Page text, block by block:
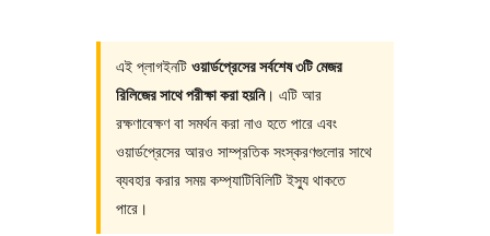
এই প্লাগইনটি ওয়ার্ডপ্রেসের সর্বশেষ ৩টি মেজর
রিলিজের সাথে পরীক্ষা করা হয়নি। এটি আর
রক্ষণাবেক্ষণ বা সমর্থন করা নাও হতে পারে এবং
ওয়ার্ডপ্রেসের আরও সাম্প্রতিক সংস্করণগুলোর সাথে
ব্যবহার করার সময় কম্প্যাটিবিলিটি ইস্যু থাকতে
পারে।